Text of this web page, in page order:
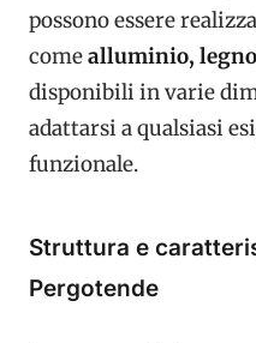
possono essere
comealluminio,
disponibili in varie
adattarsi a qualsiasi
funzionale.
Struttura e
Pergotende